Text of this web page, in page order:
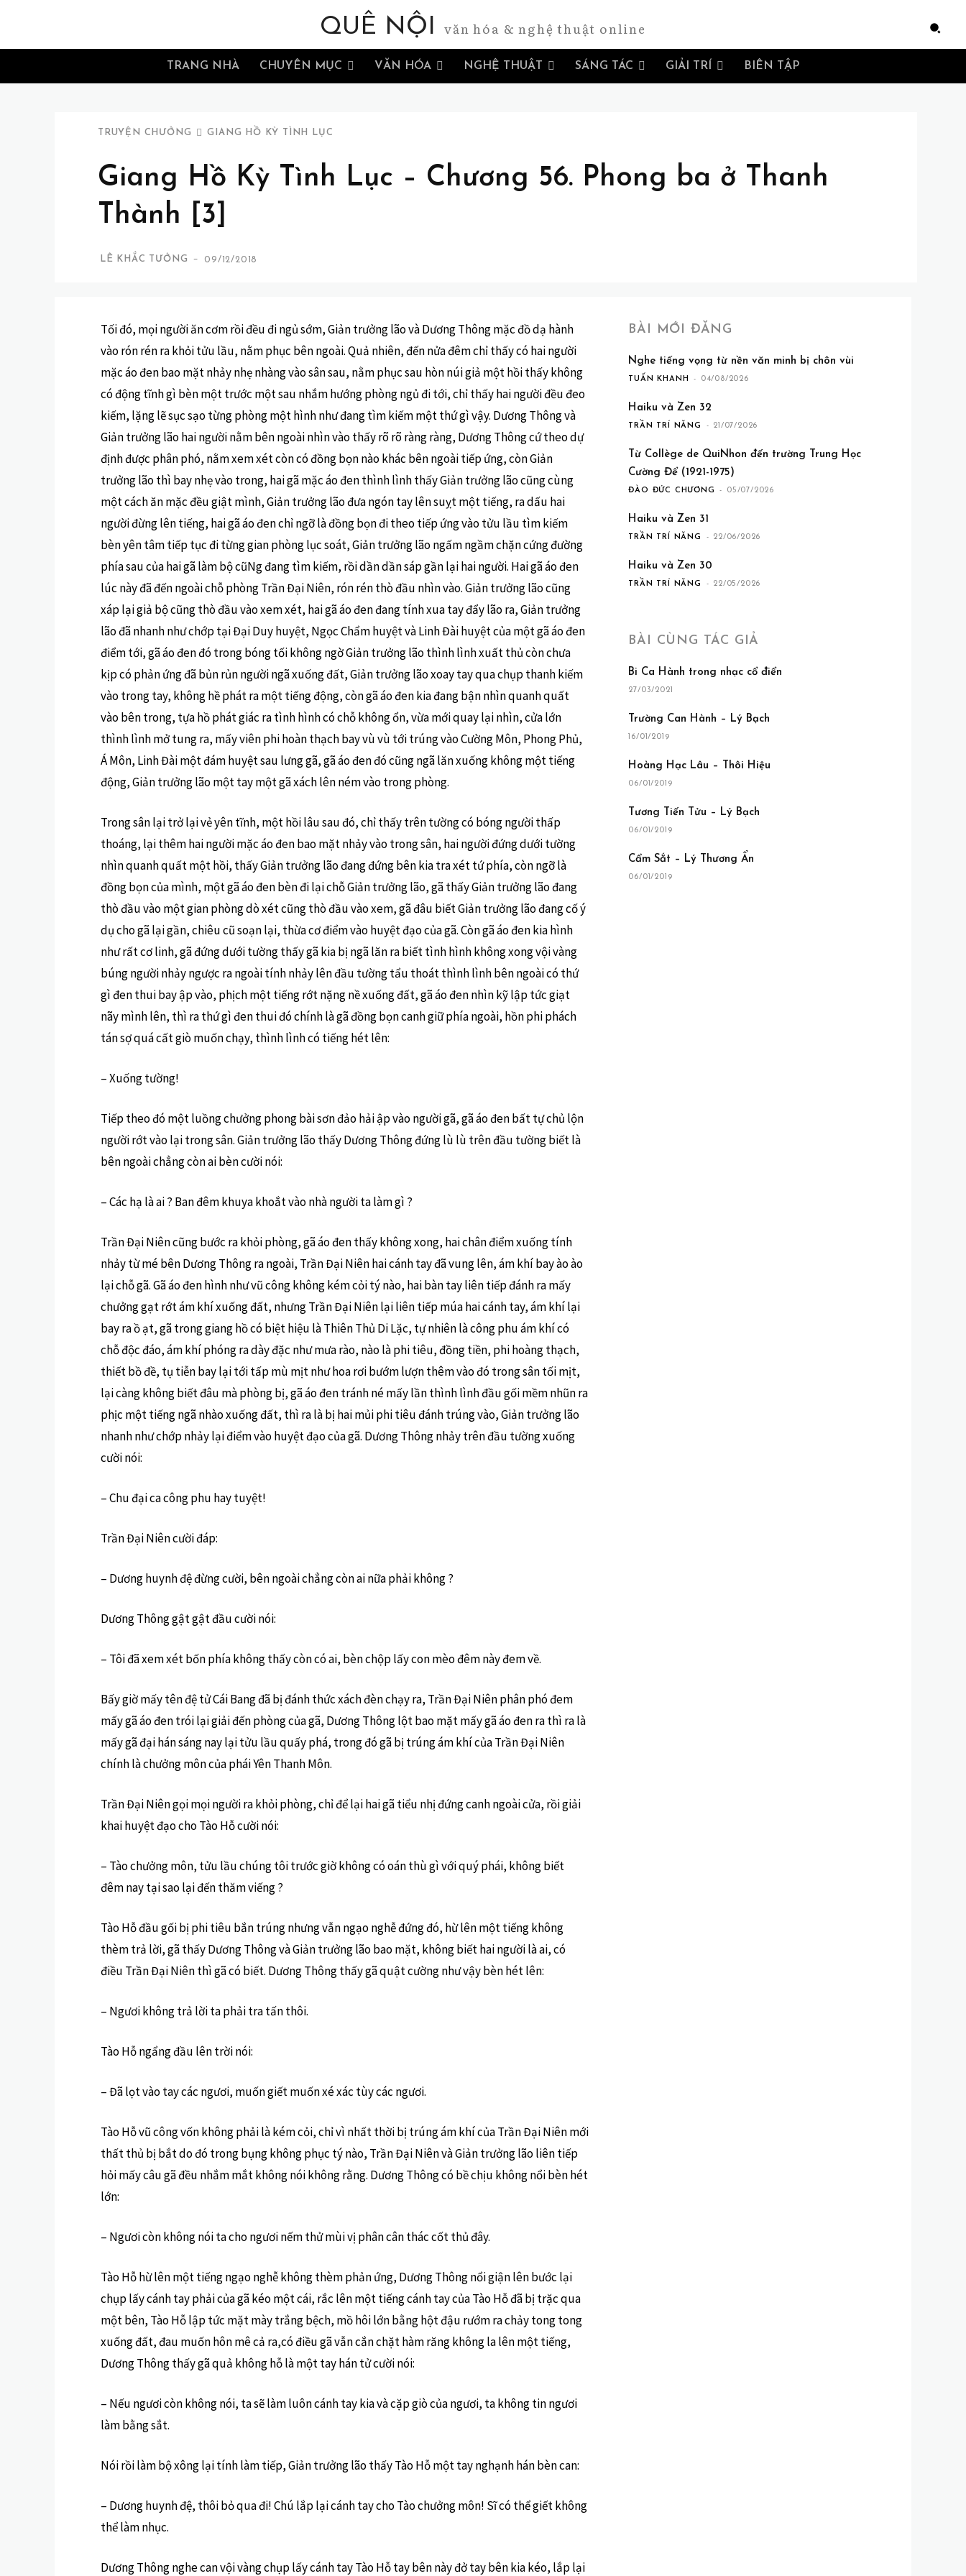
QUÊ NỘI văn hóa & nghệ thuật online
TRANG NHÀ CHUYÊN MỤC VĂN HÓA NGHỆ THUẬT SÁNG TÁC GIẢI TRÍ BIÊN TẬP
TRUYỆN CHƯỞNG GIANG HỒ KỲ TÌNH LỤC
Giang Hồ Kỳ Tình Lục – Chương 56. Phong ba ở Thanh
Thành [3]
LÊ KHẮC TƯỞNG - 09/12/2018
Tối đó, mọi người ăn cơm rồi đều đi ngủ sớm, Giản trưởng lão và Dương Thông mặc đồ dạ hành
vào rón rén ra khỏi tửu lầu, nằm phục bên ngoài. Quả nhiên, đến nửa đêm chỉ thấy có hai người
mặc áo đen bao mặt nhảy nhẹ nhàng vào sân sau, nằm phục sau hòn núi giả một hồi thấy không
có động tĩnh gì bèn một trước một sau nhắm hướng phòng ngủ đi tới, chỉ thấy hai người đều đeo
kiếm, lặng lẽ sục sạo từng phòng một hình như đang tìm kiếm một thứ gì vậy. Dương Thông và
Giản trưởng lão hai người nằm bên ngoài nhìn vào thấy rõ rõ ràng ràng, Dương Thông cứ theo dự
định được phân phó, nằm xem xét còn có đồng bọn nào khác bên ngoài tiếp ứng, còn Giản
trưởng lão thì bay nhẹ vào trong, hai gã mặc áo đen thình lình thấy Giản trưởng lão cũng cùng
một cách ăn mặc đều giật mình, Giản trưởng lão đưa ngón tay lên suỵt một tiếng, ra dấu hai
người đừng lên tiếng, hai gã áo đen chỉ ngỡ là đồng bọn đi theo tiếp ứng vào tửu lầu tìm kiếm
bèn yên tâm tiếp tục đi từng gian phòng lục soát, Giản trưởng lão ngấm ngầm chặn cứng đường
phía sau của hai gã làm bộ cũNg đang tìm kiếm, rồi dần dần sáp gần lại hai người. Hai gã áo đen
lúc này đã đến ngoài chỗ phòng Trần Đại Niên, rón rén thò đầu nhìn vào. Giản trưởng lão cũng
xáp lại giả bộ cũng thò đầu vào xem xét, hai gã áo đen đang tính xua tay đẩy lão ra, Giản trưởng
lão đã nhanh như chớp tại Đại Duy huyệt, Ngọc Chẩm huyệt và Linh Đài huyệt của một gã áo đen
điểm tới, gã áo đen đó trong bóng tối không ngờ Giản trưởng lão thình lình xuất thủ còn chưa
kịp có phản ứng đã bủn rủn người ngã xuống đất, Giản trưởng lão xoay tay qua chụp thanh kiếm
vào trong tay, không hề phát ra một tiếng động, còn gã áo đen kia đang bận nhìn quanh quất
vào bên trong, tựa hồ phát giác ra tình hình có chỗ không ổn, vừa mới quay lại nhìn, cửa lớn
thình lình mở tung ra, mấy viên phi hoàn thạch bay vù vù tới trúng vào Cường Môn, Phong Phủ,
Á Môn, Linh Đài một đám huyệt sau lưng gã, gã áo đen đó cũng ngã lăn xuống không một tiếng
động, Giản trưởng lão một tay một gã xách lên ném vào trong phòng.
Trong sân lại trở lại vẻ yên tĩnh, một hồi lâu sau đó, chỉ thấy trên tường có bóng người thấp
thoáng, lại thêm hai người mặc áo đen bao mặt nhảy vào trong sân, hai người đứng dưới tường
nhìn quanh quất một hồi, thấy Giản trưởng lão đang đứng bên kia tra xét tứ phía, còn ngỡ là
đồng bọn của mình, một gã áo đen bèn đi lại chỗ Giản trưởng lão, gã thấy Giản trưởng lão đang
thò đầu vào một gian phòng dò xét cũng thò đầu vào xem, gã đâu biết Giản trưởng lão đang cố ý
dụ cho gã lại gần, chiêu cũ soạn lại, thừa cơ điểm vào huyệt đạo của gã. Còn gã áo đen kia hình
như rất cơ linh, gã đứng dưới tường thấy gã kia bị ngã lăn ra biết tình hình không xong vội vàng
búng người nhảy ngược ra ngoài tính nhảy lên đầu tường tẩu thoát thình lình bên ngoài có thứ
gì đen thui bay ập vào, phịch một tiếng rớt nặng nề xuống đất, gã áo đen nhìn kỹ lập tức giạt
nãy mình lên, thì ra thứ gì đen thui đó chính là gã đồng bọn canh giữ phía ngoài, hồn phi phách
tán sợ quá cất giò muốn chạy, thình lình có tiếng hét lên:
– Xuống tường!
Tiếp theo đó một luồng chưởng phong bài sơn đảo hải ập vào người gã, gã áo đen bất tự chủ lộn
người rớt vào lại trong sân. Giản trưởng lão thấy Dương Thông đứng lù lù trên đầu tường biết là
bên ngoài chẳng còn ai bèn cười nói:
– Các hạ là ai ? Ban đêm khuya khoắt vào nhà người ta làm gì ?
Trần Đại Niên cũng bước ra khỏi phòng, gã áo đen thấy không xong, hai chân điểm xuống tính
nhảy từ mé bên Dương Thông ra ngoài, Trần Đại Niên hai cánh tay đã vung lên, ám khí bay ào ào
lại chỗ gã. Gã áo đen hình như vũ công không kém cỏi tý nào, hai bàn tay liên tiếp đánh ra mấy
chưởng gạt rớt ám khí xuống đất, nhưng Trần Đại Niên lại liên tiếp múa hai cánh tay, ám khí lại
bay ra ồ ạt, gã trong giang hồ có biệt hiệu là Thiên Thủ Di Lặc, tự nhiên là công phu ám khí có
chỗ độc đáo, ám khí phóng ra dày đặc như mưa rào, nào là phi tiêu, đồng tiền, phi hoàng thạch,
thiết bồ đề, tụ tiễn bay lại tới tấp mù mịt như hoa rơi bướm lượn thêm vào đó trong sân tối mịt,
lại càng không biết đâu mà phòng bị, gã áo đen tránh né mấy lần thình lình đầu gối mềm nhũn ra
phịc một tiếng ngã nhào xuống đất, thì ra là bị hai mủi phi tiêu đánh trúng vào, Giản trưởng lão
nhanh như chớp nhảy lại điểm vào huyệt đạo của gã. Dương Thông nhảy trên đầu tường xuống
cười nói:
– Chu đại ca công phu hay tuyệt!
Trần Đại Niên cười đáp:
– Dương huynh đệ đừng cười, bên ngoài chẳng còn ai nữa phải không ?
Dương Thông gật gật đầu cười nói:
– Tôi đã xem xét bốn phía không thấy còn có ai, bèn chộp lấy con mèo đêm này đem về.
Bấy giờ mấy tên đệ tử Cái Bang đã bị đánh thức xách đèn chạy ra, Trần Đại Niên phân phó đem
mấy gã áo đen trói lại giải đến phòng của gã, Dương Thông lột bao mặt mấy gã áo đen ra thì ra là
mấy gã đại hán sáng nay lại tửu lầu quấy phá, trong đó gã bị trúng ám khí của Trần Đại Niên
chính là chưởng môn của phái Yên Thanh Môn.
Trần Đại Niên gọi mọi người ra khỏi phòng, chỉ để lại hai gã tiểu nhị đứng canh ngoài cửa, rồi giải
khai huyệt đạo cho Tào Hỗ cười nói:
– Tào chưởng môn, tửu lầu chúng tôi trước giờ không có oán thù gì với quý phái, không biết
đêm nay tại sao lại đến thăm viếng ?
Tào Hỗ đầu gối bị phi tiêu bắn trúng nhưng vẫn ngạo nghễ đứng đó, hừ lên một tiếng không
thèm trả lời, gã thấy Dương Thông và Giản trưởng lão bao mặt, không biết hai người là ai, có
điều Trần Đại Niên thì gã có biết. Dương Thông thấy gã quật cường như vậy bèn hét lên:
– Ngươi không trả lời ta phải tra tấn thôi.
Tào Hỗ ngẩng đầu lên trời nói:
– Đã lọt vào tay các ngươi, muốn giết muốn xé xác tùy các ngươi.
Tào Hỗ vũ công vốn không phải là kém cỏi, chỉ vì nhất thời bị trúng ám khí của Trần Đại Niên mới
thất thủ bị bắt do đó trong bụng không phục tý nào, Trần Đại Niên và Giản trưởng lão liên tiếp
hỏi mấy câu gã đều nhắm mắt không nói không rằng. Dương Thông có bề chịu không nổi bèn hét
lớn:
– Ngươi còn không nói ta cho ngươi nếm thử mùi vị phân cân thác cốt thủ đây.
Tào Hỗ hừ lên một tiếng ngạo nghễ không thèm phản ứng, Dương Thông nổi giận lên bước lại
chụp lấy cánh tay phải của gã kéo một cái, rắc lên một tiếng cánh tay của Tào Hỗ đã bị trặc qua
một bên, Tào Hỗ lập tức mặt mày trắng bệch, mồ hôi lớn bằng hột đậu rướm ra chảy tong tong
xuống đất, đau muốn hôn mê cả ra,có điều gã vẫn cắn chặt hàm răng không la lên một tiếng,
Dương Thông thấy gã quả không hỗ là một tay hán tử cười nói:
– Nếu ngươi còn không nói, ta sẽ làm luôn cánh tay kia và cặp giò của ngươi, ta không tin ngươi
làm bằng sắt.
Nói rồi làm bộ xông lại tính làm tiếp, Giản trưởng lão thấy Tào Hỗ một tay nghạnh hán bèn can:
– Dương huynh đệ, thôi bỏ qua đi! Chú lắp lại cánh tay cho Tào chưởng môn! Sĩ có thể giết không
thể làm nhục.
Dương Thông nghe can vội vàng chụp lấy cánh tay Tào Hỗ tay bên này đở tay bên kia kéo, lắp lại
BÀI MỚI ĐĂNG
Nghe tiếng vọng từ nền văn minh bị chôn vùi
TUẤN KHANH - 04/08/2026
Haiku và Zen 32
TRẦN TRÍ NĂNG - 21/07/2026
Từ Collège de QuiNhon đến trường Trung Học
Cường Để (1921-1975)
ĐÀO ĐỨC CHƯƠNG - 05/07/2026
Haiku và Zen 31
TRẦN TRÍ NĂNG - 22/06/2026
Haiku và Zen 30
TRẦN TRÍ NĂNG - 22/05/2026
BÀI CÙNG TÁC GIẢ
Bi Ca Hành trong nhạc cổ điển
27/03/2021
Trường Can Hành – Lý Bạch
16/01/2019
Hoàng Hạc Lâu – Thôi Hiệu
06/01/2019
Tương Tiến Tửu – Lý Bạch
06/01/2019
Cẩm Sắt – Lý Thương Ẩn
06/01/2019